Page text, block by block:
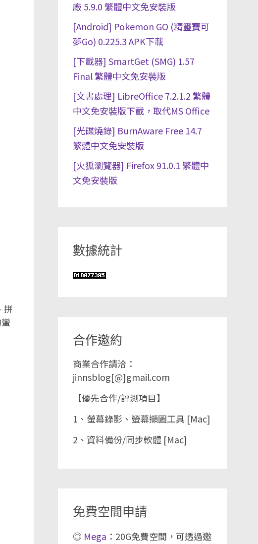
拼
廠 5.9.0 繁體中文免安裝版
[Android] Pokemon GO (精靈寶可
夢Go) 0.225.3 APK下載
[下載器] SmartGet (SMG) 1.57
Final 繁體中文免安裝版
[文書處理] LibreOffice 7.2.1.2 繁體
中文免安裝版下載，取代MS Office
[光碟燒錄] BurnAware Free 14.7
繁體中文免安裝版
[火狐瀏覽器] Firefox 91.0.1 繁體中
文免安裝版
數據統計
合作邀約
商業合作請洽：
jinnsblog[@]gmail.com
【優先合作/評測項目】
1、螢幕錄影、螢幕擷圖工具 [Mac]
2、資料備份/同步軟體 [Mac]
免費空間申請
◎ Mega ：20G免費空間，可透過邀